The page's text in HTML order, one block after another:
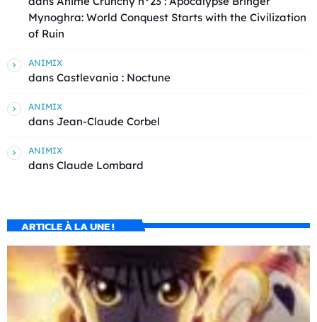
Mynoghra: World Conquest Starts with the Civilization
of Ruin
ANIMIX
dans Castlevania : Noctune
ANIMIX
dans Jean-Claude Corbel
ANIMIX
dans Claude Lombard
ARTICLE À LA UNE !